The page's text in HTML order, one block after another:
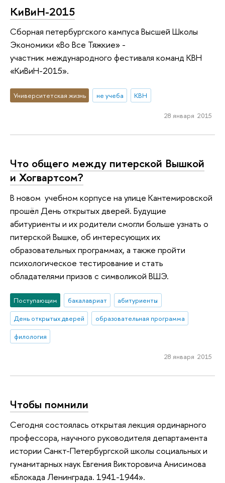
КиВиН-2015
Сборная петербургского кампуса Высшей Школы
Экономики «Во Все Тяжкие» -
участник международного фестиваля команд КВН
«КиВиН-2015».
Университетская жизнь не учеба КВН
28 января 2015
Что общего между питерской Вышкой
и Хогвартсом?
В новом учебном корпусе на улице Кантемировской
прошёл День открытых дверей. Будущие
абитуриенты и их родители смогли больше узнать о
питерской Вышке, об интересующих их
образовательных программах, а также пройти
психологическое тестирование и стать
обладателями призов с символикой ВШЭ.
Поступающим бакалавриат
абитуриенты
День открытых дверей
образовательная программа
филология
28 января 2015
Чтобы помнили
Сегодня состоялась открытая лекция ординарного
профессора, научного руководителя департамента
истории Санкт-Петербургской школы социальных и
гуманитарных наук Евгения Викторовича Анисимова
«Блокада Ленинграда. 1941-1944».